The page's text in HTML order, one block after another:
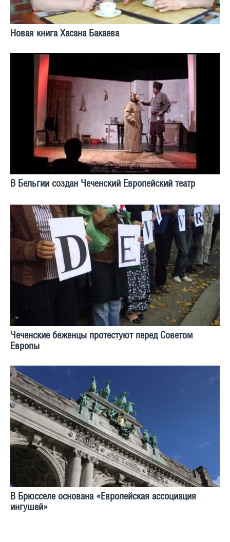
Новая книга Хасана Бакаева
В Бельгии создан Чеченский Европейский театр
Чеченские беженцы протестуют перед Советом
Европы
В Брюсселе основана «Европейская ассоциация
ингушей»